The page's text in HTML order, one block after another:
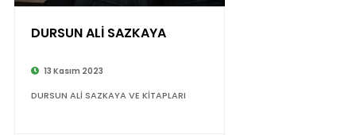
DURSUN ALİ SAZKAYA
13 Kasım 2023
DURSUN ALİ SAZKAYA VE KİTAPLARI